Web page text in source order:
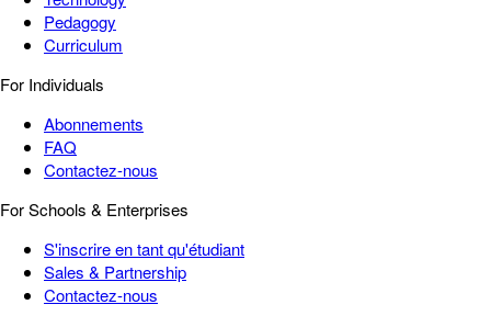
Pedagogy
Curriculum
For Individuals
Abonnements
FAQ
Contactez-nous
For Schools & Enterprises
S'inscrire en tant qu'étudiant
Sales & Partnership
Contactez-nous